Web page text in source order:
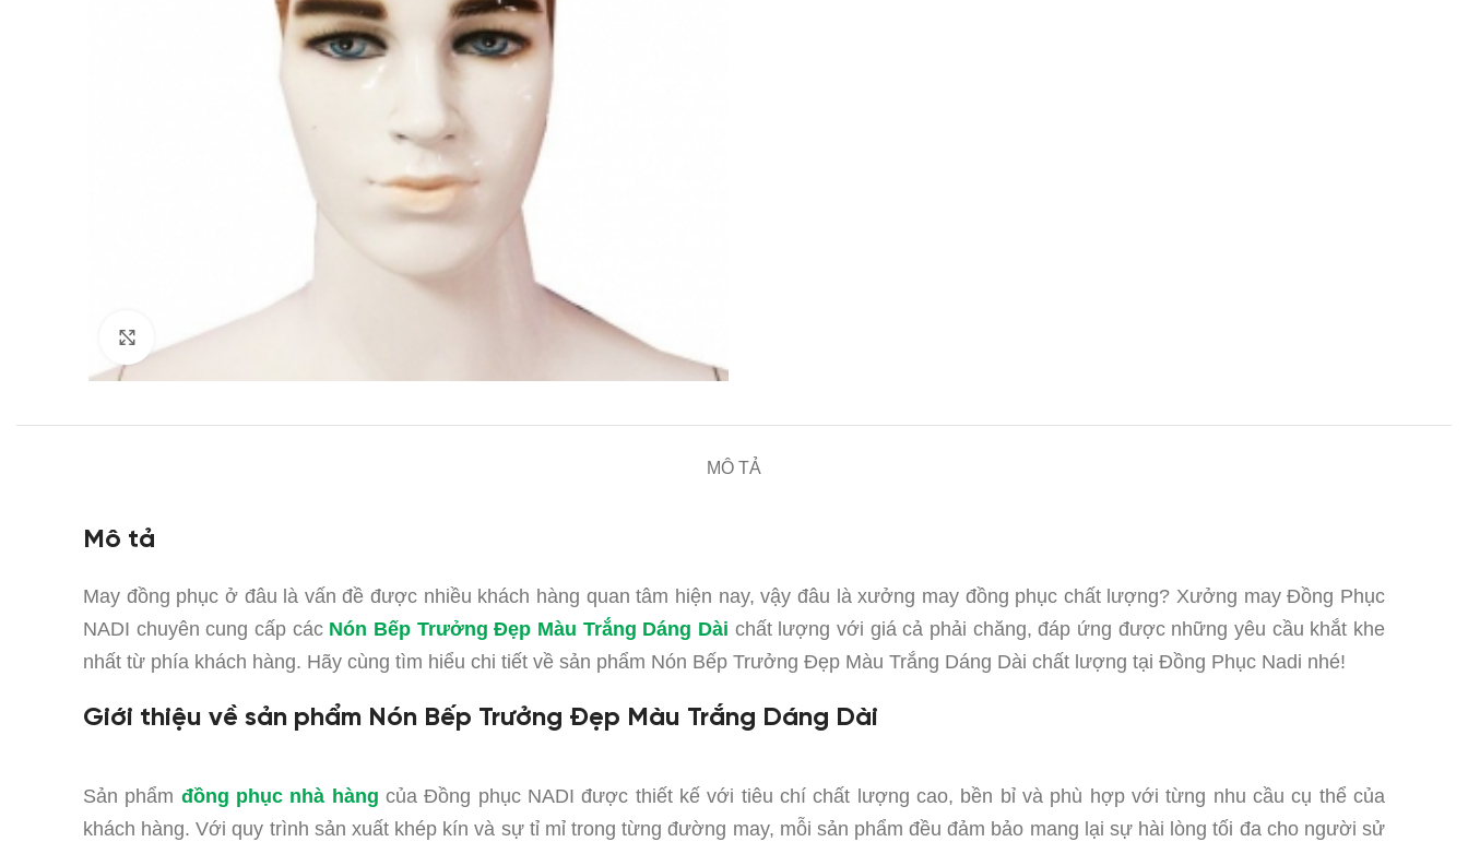
Click to enlarge
MÔ TẢ
Mô tả
May đồng phục ở đâu là vấn đề được nhiều khách hàng quan tâm hiện nay, vậy đâu là xưởng may đồng phục chất lượng? Xưởng may Đồng Phục
NADI chuyên cung cấp các Nón Bếp Trưởng Đẹp Màu Trắng Dáng Dài chất lượng với giá cả phải chăng, đáp ứng được những yêu cầu khắt khe
nhất từ phía khách hàng. Hãy cùng tìm hiểu chi tiết về sản phẩm Nón Bếp Trưởng Đẹp Màu Trắng Dáng Dài chất lượng tại Đồng Phục Nadi nhé!
Giới thiệu về sản phẩm Nón Bếp Trưởng Đẹp Màu Trắng Dáng Dài
Sản phẩm đồng phục nhà hàng của Đồng phục NADI được thiết kế với tiêu chí chất lượng cao, bền bỉ và phù hợp với từng nhu cầu cụ thể của
khách hàng. Với quy trình sản xuất khép kín và sự tỉ mỉ trong từng đường may, mỗi sản phẩm đều đảm bảo mang lại sự hài lòng tối đa cho người sử